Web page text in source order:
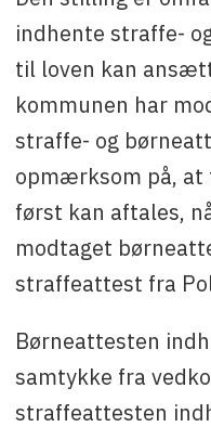
indhente straffe-
til loven kan
kommunen har
straffe- og
opmærksom på,
først kan aftales,
modtaget
straffeattest fra
Børneattesten
samtykke fra
straffeattesten